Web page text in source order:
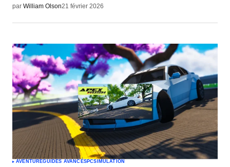
par William Olson21 février 2026
AVENTUREGUIDES AVANCÉSPCSIMULATION